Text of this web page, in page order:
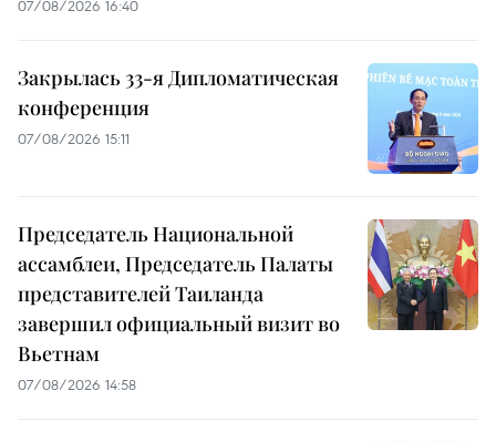
07/08/2026 16:40
Закрылась 33-я Дипломатическая
конференция
07/08/2026 15:11
Председатель Национальной
ассамблеи, Председатель Палаты
представителей Таиланда
завершил официальный визит во
Вьетнам
07/08/2026 14:58